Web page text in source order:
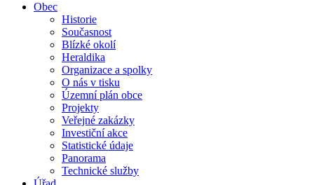
Obec
Historie
Současnost
Blízké okolí
Heraldika
Organizace a spolky
O nás v tisku
Územní plán obce
Projekty
Veřejné zakázky
Investiční akce
Statistické údaje
Panorama
Technické služby